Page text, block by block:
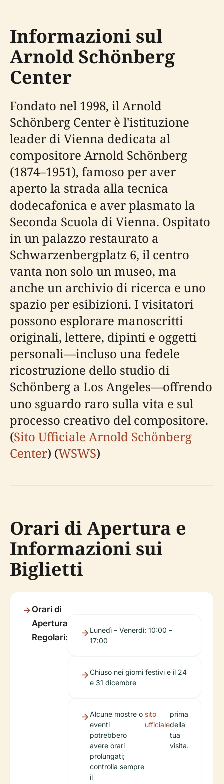
Informazioni sul
Arnold Schönberg
Center
Fondato nel 1998, il Arnold
Schönberg Center è l'istituzione
leader di Vienna dedicata al
compositore Arnold Schönberg
(1874–1951), famoso per aver
aperto la strada alla tecnica
dodecafonica e aver plasmato la
Seconda Scuola di Vienna. Ospitato
in un palazzo restaurato a
Schwarzenbergplatz 6, il centro
vanta non solo un museo, ma
anche un archivio di ricerca e uno
spazio per esibizioni. I visitatori
possono esplorare manoscritti
originali, lettere, dipinti e oggetti
personali—incluso una fedele
ricostruzione dello studio di
Schönberg a Los Angeles—offrendo
uno sguardo raro sulla vita e sul
processo creativo del compositore.
(Sito Ufficiale Arnold Schönberg
Center) (WSWS)
Orari di Apertura e
Informazioni sui
Biglietti
Orari di
Apertura
Regolari:
Lunedì – Venerdì: 10:00 –
17:00
Chiuso nei giorni festivi e il 24
e 31 dicembre
Alcune mostre o
eventi
potrebbero
avere orari
prolungati;
controlla sempre
il
sito
ufficiale
prima
della
tua
visita.